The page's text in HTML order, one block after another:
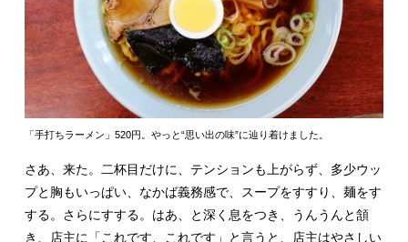
「手打ちラーメン」520円。やっと“思い出の味”に辿り着けました。
さあ、来た。二杯目だけに、テンションも上がらず、多少ウッ
プと胸もいっぱい、なかば義務感で、スープをすすり、麺をす
する。さらにすする。はあ、と深く息をつき、うんうんと頷
き、店主に「これです、これです」と言うと、店主はやさしい